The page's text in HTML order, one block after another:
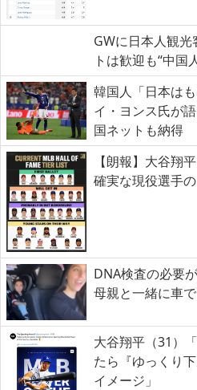
GWに日本人観
トは歓迎も“中国
韓国人「日本は
イ・ヨンス氏が
国ネットも納得
【朗報】大谷翔
確実な現役選手
DNA検査の必要
母親と一緒に車
大谷翔平（31）
たら『ゆっくり
イメージ」